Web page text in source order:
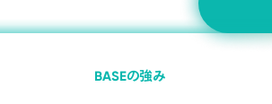
BASEの強み